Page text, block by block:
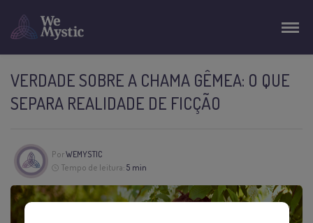
VERDADE SOBRE A CHAMA GÊMEA: O QUE
SEPARA REALIDADE DE FICÇÃO
PorWEMYSTIC
Tempo de leitura: 5 min